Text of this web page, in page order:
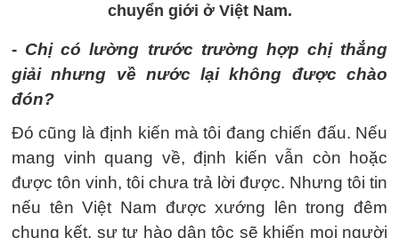
chuyển giới ở Việt Nam.
- Chị có lường trước trường hợp chị thắng
giải nhưng về nước lại không được chào
đón?
Đó cũng là định kiến mà tôi đang chiến đấu. Nếu
mang vinh quang về, định kiến vẫn còn hoặc
được tôn vinh, tôi chưa trả lời được. Nhưng tôi tin
nếu tên Việt Nam được xướng lên trong đêm
chung kết, sự tự hào dân tộc sẽ khiến mọi người